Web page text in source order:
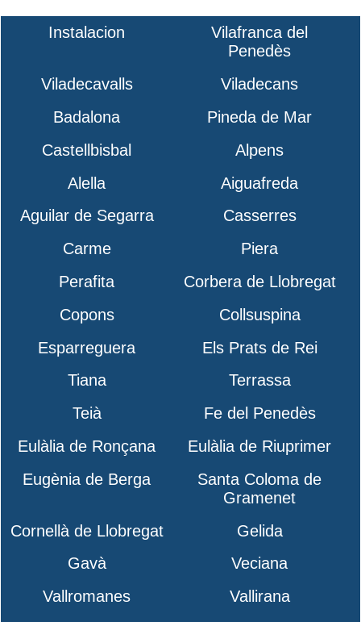
Instalacion
Vilafranca del
Penedès
Viladecavalls
Viladecans
Badalona
Pineda de Mar
Castellbisbal
Alpens
Alella
Aiguafreda
Aguilar de Segarra
Casserres
Carme
Piera
Perafita
Corbera de Llobregat
Copons
Collsuspina
Esparreguera
Els Prats de Rei
Tiana
Terrassa
Teià
Fe del Penedès
Eulàlia de Ronçana
Eulàlia de Riuprimer
Eugènia de Berga
Santa Coloma de
Gramenet
Cornellà de Llobregat
Gelida
Gavà
Veciana
Vallromanes
Vallirana